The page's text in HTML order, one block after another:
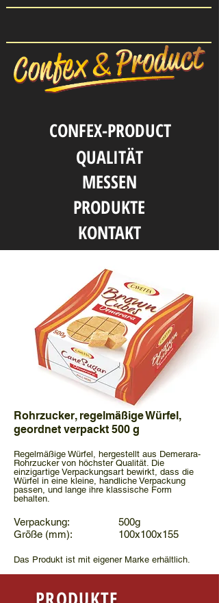
CONFEX-PRODUCT
QUALITӒT
MESSEN
PRODUKTE
KONTAKT
Rohrzucker, regelmäßige Würfel,
geordnet verpackt 500 g
Regelmäßige Würfel, hergestellt aus Demerara-
Rohrzucker von höchster Qualität. Die
einzigartige Verpackungsart bewirkt, dass die
Würfel in eine kleine, handliche Verpackung
passen, und lange ihre klassische Form
behalten.
Verpackung: 500g
Größe (mm): 100x100x155
Das Produkt ist mit eigener Marke erhältlich.